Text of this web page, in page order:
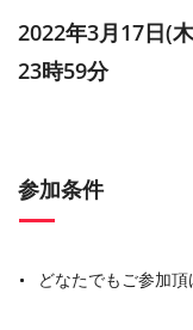
2022年3月17日(
23時59分
参加条件
どなたでもご参加頂